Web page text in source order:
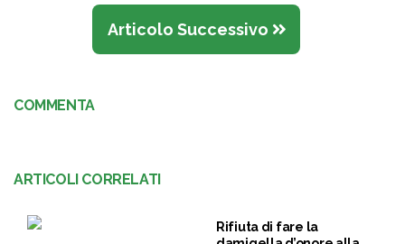
Articolo Successivo
COMMENTA
ARTICOLI CORRELATI
Rifiuta di fare la